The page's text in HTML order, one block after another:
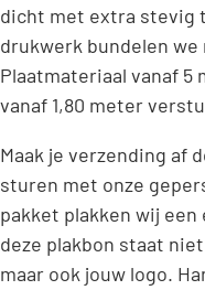
dicht met extra stevig
drukwerk bundelen
Plaatmateriaal vanaf
vanaf 1,80 meter
Maak je verzending af
sturen met onze
pakket plakken wij
deze plakbon staat
maar ook jouw logo.